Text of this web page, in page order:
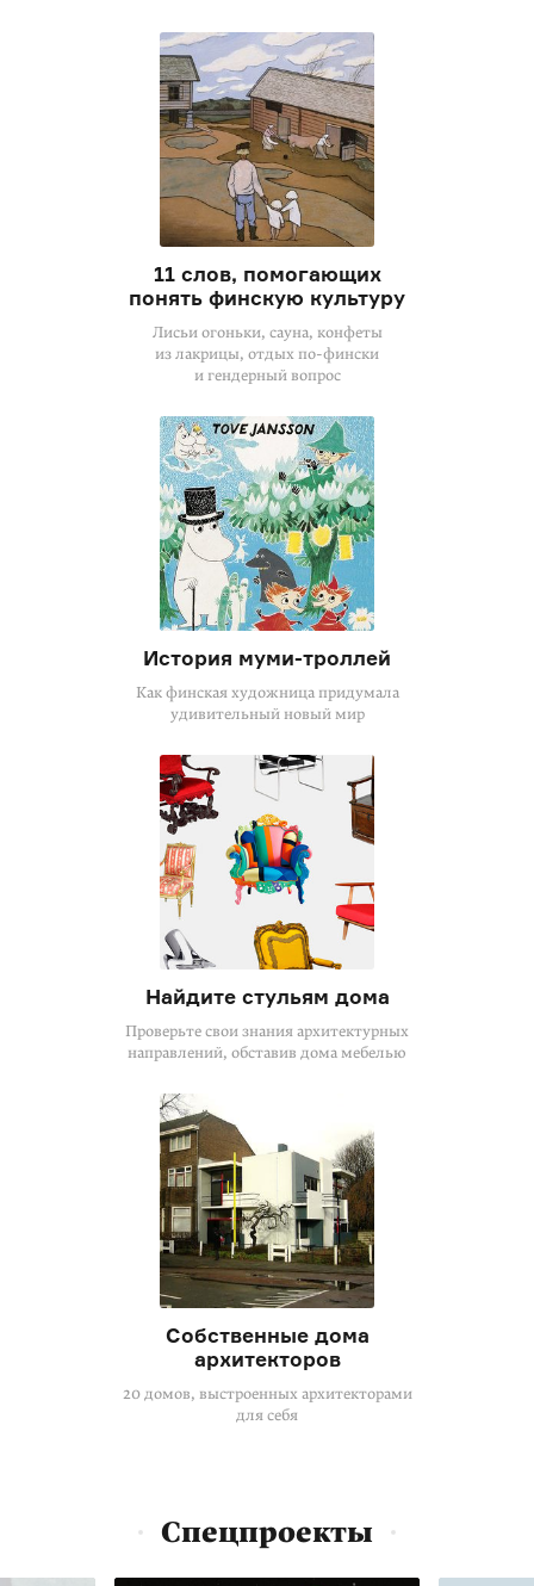
11 слов, помогающих
понять финскую культуру
Лисьи огоньки, сауна, конфеты
из лакрицы, отдых по-фински
и гендерный вопрос
История муми-троллей
Как финская художница придумала
удивительный новый мир
Найдите стульям дома
Проверьте свои знания архитектурных
направлений, обставив дома мебелью
Собственные дома
архитекторов
20 домов, выстроенных архитекторами
для себя
Спецпроекты